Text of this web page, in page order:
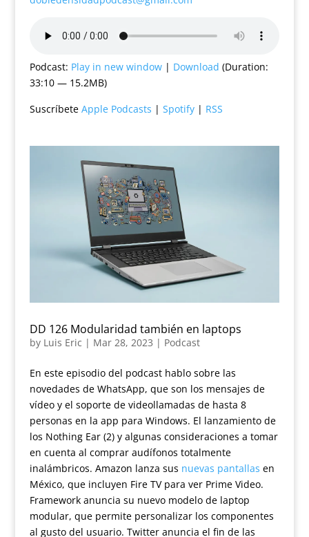
Podcast: Play in new window| Download (Duration:
33:10 — 15.2MB)
Suscríbete Apple Podcasts | Spotify| RSS
DD 126 Modularidad también en laptops
by Luis Eric | Mar 28, 2023 | Podcast
En este episodio del podcast hablo sobre las
novedades de WhatsApp, que son los mensajes de
vídeo y el soporte de videollamadas de hasta 8
personas en la app para Windows. El lanzamiento de
los Nothing Ear (2) y algunas consideraciones a tomar
en cuenta al comprar audífonos totalmente
inalámbricos. Amazon lanza sus nuevas pantallas en
México, que incluyen Fire TV para ver Prime Video.
Framework anuncia su nuevo modelo de laptop
modular, que permite personalizar los componentes
al gusto del usuario. Twitter anuncia el fin de las